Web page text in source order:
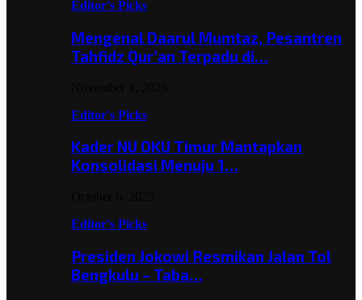
Editor's Picks
Mengenal Daarul Mumtaz, Pesantren
Tahfidz Qur’an Terpadu di…
Editor's Picks
Kader NU OKU Timur Mantapkan
Konsolidasi Menuju 1…
Editor's Picks
Presiden Jokowi Resmikan Jalan Tol
Bengkulu – Taba…